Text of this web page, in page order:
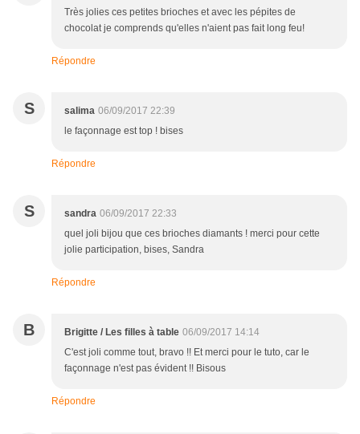
Très jolies ces petites brioches et avec les pépites de
chocolat je comprends qu'elles n'aient pas fait long feu!
Répondre
S salima 06/09/2017 22:39
le façonnage est top ! bises
Répondre
S sandra 06/09/2017 22:33
quel joli bijou que ces brioches diamants ! merci pour cette
jolie participation, bises, Sandra
Répondre
B Brigitte / Les filles à table 06/09/2017 14:14
C'est joli comme tout, bravo !! Et merci pour le tuto, car le
façonnage n'est pas évident !! Bisous
Répondre